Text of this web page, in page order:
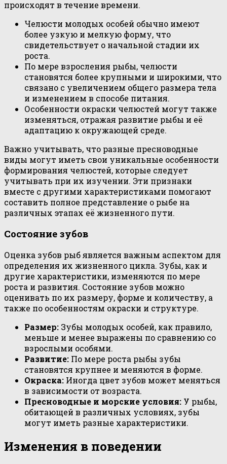
происходят в течение времени.
Челюсти молодых особей обычно имеют
более узкую и мелкую форму, что
свидетельствует о начальной стадии их
роста.
По мере взросления рыбы, челюсти
становятся более крупными и широкими, что
связано с увеличением общего размера тела
и изменением в способе питания.
Особенности окраски челюстей могут также
изменяться, отражая развитие рыбы и её
адаптацию к окружающей среде.
Важно учитывать, что разные пресноводные
виды могут иметь свои уникальные особенности
формирования челюстей, которые следует
учитывать при их изучении. Эти признаки
вместе с другими характеристиками помогают
составить полное представление о рыбе на
различных этапах её жизненного пути.
Состояние зубов
Оценка зубов рыб является важным аспектом для
определения их жизненного цикла. Зубы, как и
другие характеристики, изменяются по мере
роста и развития. Состояние зубов можно
оценивать по их размеру, форме и количеству, а
также по особенностям окраски и структуре.
Размер: Зубы молодых особей, как правило,
меньше и менее выражены по сравнению со
взрослыми особями.
Развитие: По мере роста рыбы зубы
становятся крупнее и меняются в форме.
Окраска: Иногда цвет зубов может меняться
в зависимости от возраста.
Пресноводные и морские условия: У рыбы,
обитающей в различных условиях, зубы
могут иметь разные характеристики.
Изменения в поведении